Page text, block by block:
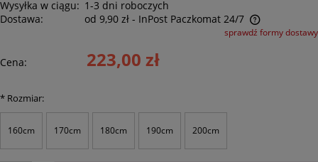
Wysyłka w ciągu: 1-3 dni roboczych
Dostawa:
od 9,90 zł - InPost Paczkomat 24/7
sprawdź formy dostawy
Cena: 223,00 zł
* Rozmiar:
160cm 170cm 180cm 190cm 200cm